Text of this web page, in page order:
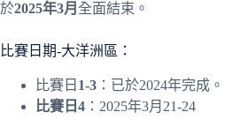
於2025年3月 全面結束。
比賽日期-大洋洲區：
比賽日 1-3 ：已於2024年完成。
比賽日4 ：2025年3月21-24